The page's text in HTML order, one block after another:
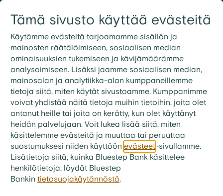
Tämä sivusto käyttää evästeitä
Käytämme evästeitä tarjoamamme sisällön ja
mainosten räätälöimiseen, sosiaalisen median
ominaisuuksien tukemiseen ja kävijämäärämme
analysoimiseen. Lisäksi jaamme sosiaalisen median,
mainosalan ja analytiikka-alan kumppaneillemme
tietoja siitä, miten käytät sivustoamme. Kumppanimme
voivat yhdistää näitä tietoja muihin tietoihin, joita olet
antanut heille tai joita on kerätty, kun olet käyttänyt
heidän palvelujaan. Voit lukea lisää siitä, miten
käsittelemme evästeitä ja muuttaa tai peruuttaa
suostumuksesi niiden käyttöön evästeet-sivullamme.
Lisätietoja siitä, kuinka Bluestep Bank käsittelee
henkilötietoja, löydät Bluestep
Bankin tietosuojakäytännöstä.
09 3158 7600
bluestep.fi > Laina > FAQ - Pankkilaina
Mitä asiakirjoja tarvitsen
pankkilainaa hakiessani?
Lainantarjoaja voi tarvittaessa pyytää sinulta
tiettyjä asiakirjoja, kuten esimerkiksi palkkakuitit,
verotodistukset tai muut tositteet, kuten tiedot
nykyisistä lainoista.